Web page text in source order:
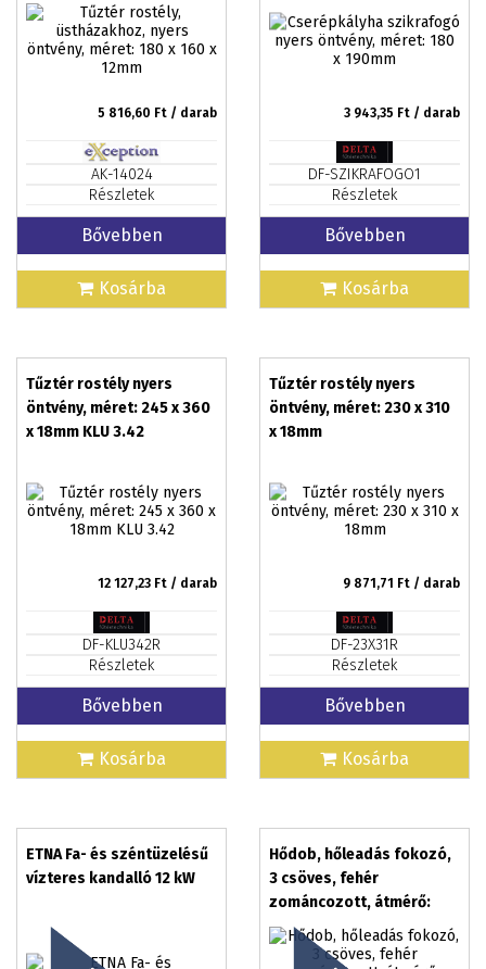
5 816,60 Ft / darab
AK-14024
Részletek
Bővebben
Kosárba
3 943,35 Ft / darab
DF-SZIKRAFOGO1
Részletek
Bővebben
Kosárba
Tűztér rostély nyers
öntvény, méret: 245 x 360
x 18mm KLU 3.42
12 127,23 Ft / darab
DF-KLU342R
Részletek
Bővebben
Kosárba
Tűztér rostély nyers
öntvény, méret: 230 x 310
x 18mm
9 871,71 Ft / darab
DF-23X31R
Részletek
Bővebben
Kosárba
ETNA Fa- és széntüzelésű
vízteres kandalló 12 kW
Hődob, hőleadás fokozó,
3 csöves, fehér
zománcozott, átmérő:
120mm, hosszúság:
800mm, lemez vastagság: